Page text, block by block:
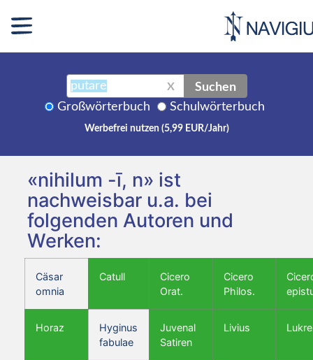
X Suchen
Großwörterbuch Schulwörterbuch
Werbefrei nutzen (5,99 EUR/Jahr)
«nihilum -ī, n» ist
nachweisbar u.a. bei
folgenden Autoren und
Werken:
Cäsar
omnia
Catull
Cicero
Orat.
Cicero
Philos.
Horaz
Hyginus
fabulae
Juvenal
Satiren
Livius